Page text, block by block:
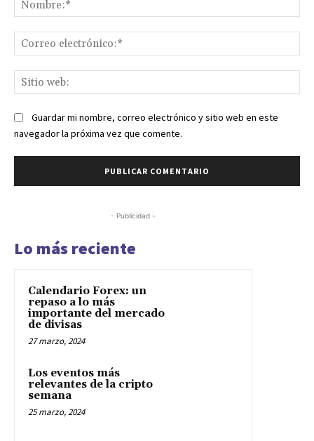
Guardar mi nombre, correo electrónico y sitio web en este
navegador la próxima vez que comente.
- Publicidad -
Lo más reciente
Calendario Forex: un
repaso a lo más
importante del mercado
de divisas
27 marzo, 2024
Los eventos más
relevantes de la cripto
semana
25 marzo, 2024